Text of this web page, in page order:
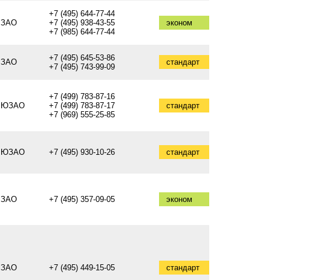
ЗАО
+7 (495) 644-77-44
+7 (495) 938-43-55
+7 (985) 644-77-44
эконом
ЗАО
+7 (495) 645-53-86
+7 (495) 743-99-09
стандарт
ЮЗАО
+7 (499) 783-87-16
+7 (499) 783-87-17
+7 (969) 555-25-85
стандарт
ЮЗАО +7 (495) 930-10-26 стандарт
ЗАО +7 (495) 357-09-05 эконом
ЗАО +7 (495) 449-15-05 стандарт